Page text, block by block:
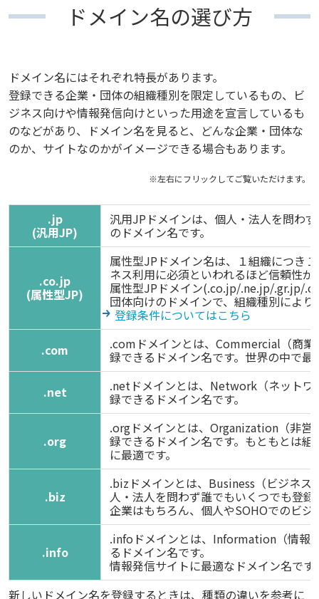
ドメイン名の選び方
ドメイン名にはそれぞれ特長があります。
登録できる企業・団体の組織種別を限定しているもの、ビ
ジネス向けや情報発信向けといった用途を宣言しているも
のなどがあり、ドメイン名を見ると、どんな企業・団体な
のか、サイトなのかがイメージできる場合もあります。
.jp
(汎用JP)
汎用JPドメインは、個人・法人を問わ
のドメイン名です。
.co.jp
(属性型JP)
属性型JPドメイン名は、１組織につき
ネス利用に必須といわれるほど信頼性
属性型JPドメイン(.co.jp/.ne.jp/.gr.jp/
団体向けのドメインで、組織種別によ
登録条件についてはこちら
.com .comドメインとは、Commercial（商
録できるドメイン名です。世界の中で最
.net .netドメインとは、Network（ネットワ
録できるドメイン名です。
.org
.orgドメインとは、Organization（非営
録できるドメイン名です。もともとは
に最適です。
.biz
.bizドメインとは、Business（ビジネ
人・法人を問わず誰でもいくつでも登
企業はもちろん、個人やSOHOでのビ
.info
.infoドメインとは、Information（情報
るドメイン名です。
情報発信サイトに最適なドメイン名です
新しいドメイン名を登録するときは、種類の違いを参考に